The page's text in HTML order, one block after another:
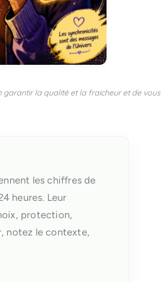
garantir la qualité et la fraicheur et de vous
les chiffres de
heures. Leur
protection,
notez le contexte,